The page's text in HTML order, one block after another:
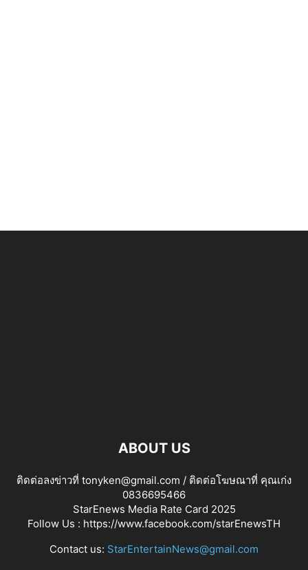
ABOUT US
ติดต่อลงข่าวที่ tonyken@gmail.com / ติดต่อโฆษณาที่ คุณเก่ง
0836695466
StarEnews Media Rate Card 2025
Follow Us : https://www.facebook.com/starEnewsTH
Contact us: StarEntertainNews@gmail.com